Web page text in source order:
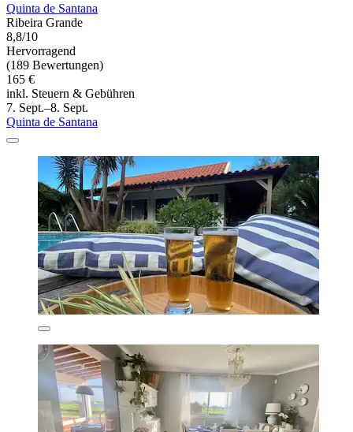
Quinta de Santana
Ribeira Grande
8,8/10
Hervorragend
(189 Bewertungen)
165 €
inkl. Steuern & Gebühren
7. Sept.–8. Sept.
Quinta de Santana